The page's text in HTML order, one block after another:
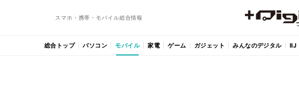
スマホ・携帯・モバイル総合情報
総合トップ パソコン モバイル 家電 ゲーム ガジェット みんなのデジタル IIJ